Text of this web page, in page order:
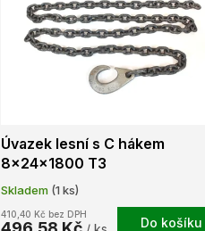
Úvazek lesní s C hákem
8x24x1800 T3
Skladem (1 ks)
410,40 Kč bez DPH
Do košíku